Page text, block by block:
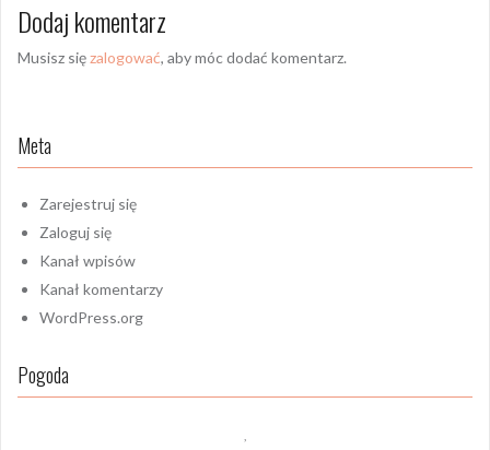
Dodaj komentarz
Musisz sięzalogować, aby móc dodać komentarz.
Meta
Zarejestruj się
Zaloguj się
Kanał wpisów
Kanał komentarzy
WordPress.org
Pogoda